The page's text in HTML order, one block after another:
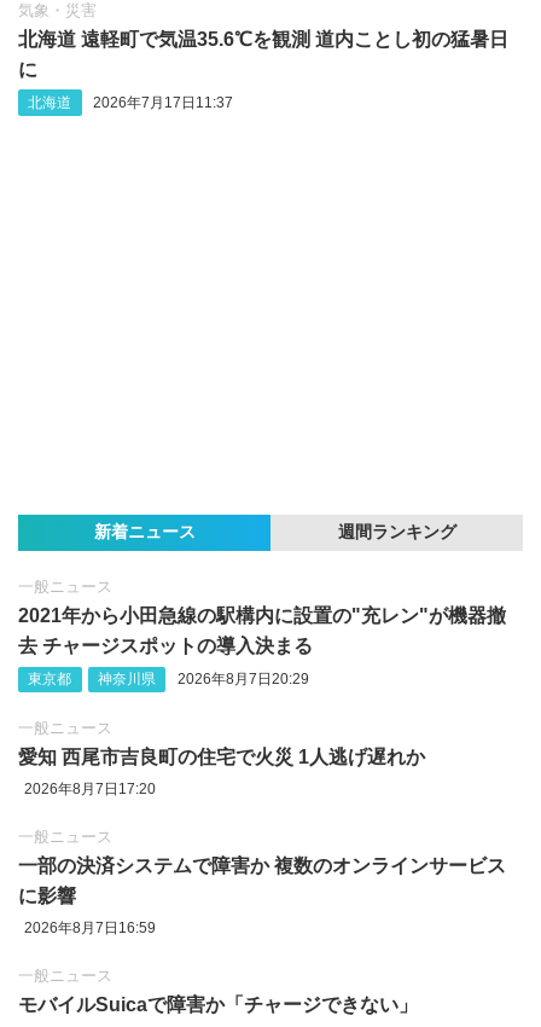
気象・災害
北海道 遠軽町で気温35.6℃を観測 道内ことし初の猛暑日
に
北海道 2026年7月17日11:37
新着ニュース 週間ランキング
一般ニュース
2021年から小田急線の駅構内に設置の"充レン"が機器撤
去 チャージスポットの導入決まる
東京都 神奈川県 2026年8月7日20:29
一般ニュース
愛知 西尾市吉良町の住宅で火災 1人逃げ遅れか
2026年8月7日17:20
一般ニュース
一部の決済システムで障害か 複数のオンラインサービス
に影響
2026年8月7日16:59
一般ニュース
モバイルSuicaで障害か「チャージできない」